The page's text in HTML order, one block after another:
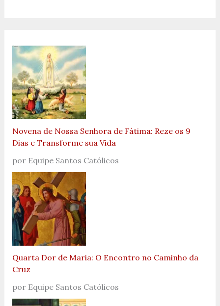
Novena de Nossa Senhora de Fátima: Reze os 9
Dias e Transforme sua Vida
por Equipe Santos Católicos
Quarta Dor de Maria: O Encontro no Caminho da
Cruz
por Equipe Santos Católicos